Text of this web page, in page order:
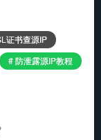
证书查源IP
# 防泄露源IP教程